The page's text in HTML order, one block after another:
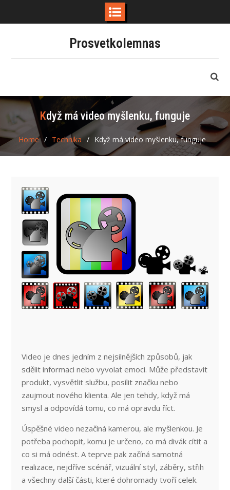
Prosvetkolemnas
Když má video myšlenku, funguje
Home Technika Když má video myšlenku, funguje
Video je dnes jedním z nejsilnějších způsobů, jak
sdělit informaci nebo vyvolat emoci. Může představit
produkt, vysvětlit službu, posílit značku nebo
zaujmout nového klienta. Ale jen tehdy, když má
smysl a odpovídá tomu, co má opravdu říct.
Úspěšné video nezačíná kamerou, ale myšlenkou. Je
potřeba pochopit, komu je určeno, co má divák cítit a
co si má odnést. A teprve pak začíná samotná
realizace, nejdříve scénář, vizuální styl, záběry, střih
a všechny další části, které dohromady tvoří celek.